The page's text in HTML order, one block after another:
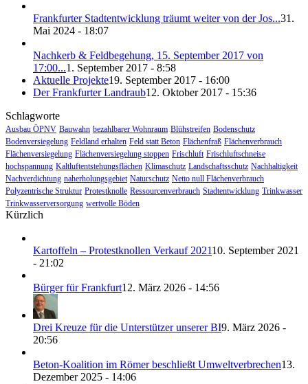
Frankfurter Stadtentwicklung träumt weiter von der Jos...31.
Mai 2024 - 18:07
Nachkerb & Feldbegehung, 15. September 2017 von
17:00...1. September 2017 - 8:58
Aktuelle Projekte19. September 2017 - 16:00
Der Frankfurter Landraub12. Oktober 2017 - 15:36
Schlagworte
Ausbau ÖPNV Bauwahn bezahlbarer Wohnraum Blühstreifen Bodenschutz
Bodenversiegelung Feldland erhalten Feld statt Beton Flächenfraß Flächenverbrauch
Flächenversiegelung Flächenversiegelung stoppen Frischluft Frischluftschneise
hochspannung Kaltluftentstehungsflächen Klimaschutz Landschaftsschutz Nachhaltigkeit
Nachverdichtung naherholungsgebiet Naturschutz Netto null Flächenverbrauch
Polyzentrische Struktur Protestknolle Ressourcenverbrauch Stadtentwicklung Trinkwasser
Trinkwasserversorgung wertvolle Böden
Kürzlich
Kartoffeln – Protestknollen Verkauf 202110. September 2021
- 21:02
Bürger für Frankfurt12. März 2026 - 14:56
Drei Kreuze für die Unterstützer unserer BI9. März 2026 -
20:56
Beton-Koalition im Römer beschließt Umweltverbrechen13.
Dezember 2025 - 14:06